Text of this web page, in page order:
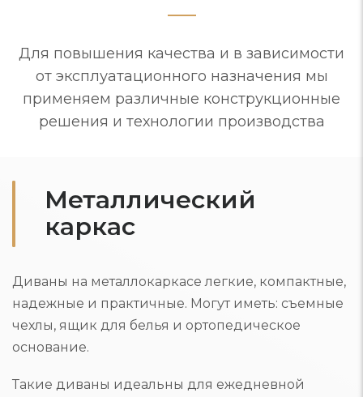
Для повышения качества и в зависимости
от эксплуатационного назначения мы
применяем различные конструкционные
решения и технологии производства
Металлический
каркас
Диваны на металлокаркасе легкие, компактные,
надежные и практичные. Могут иметь: съемные
чехлы, ящик для белья и ортопедическое
основание.
Такие диваны идеальны для ежедневной